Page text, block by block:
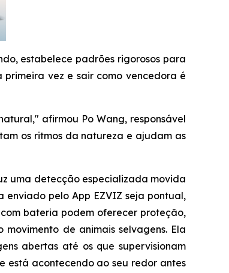
estabelece padrões rigorosos para
vez e sair como vencedora é
afirmou Po Wang, responsável
os ritmos da natureza e ajudam as
uma detecção especializada movida
pelo App EZVIZ seja pontual,
bateria podem oferecer proteção,
de animais selvagens. Ela
abertas até os que supervisionam
está acontecendo ao seu redor antes